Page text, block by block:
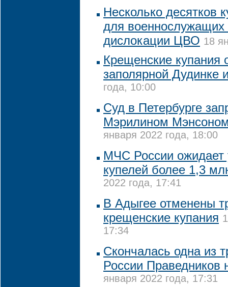
Несколько десятков
для военнослужащих
дислокации ЦВО 18
Крещенские купания
заполярной Дудинке
года, 10:00
Суд в Петербурге
Мэрилином
января 2022 года, 18:00
МЧС России ожидает
купелей более 1,3
2022 года, 17:41
В Адыгее отменены
крещенские купания
17:34
Скончалась одна из
России Праведников
января 2022 года, 17:31